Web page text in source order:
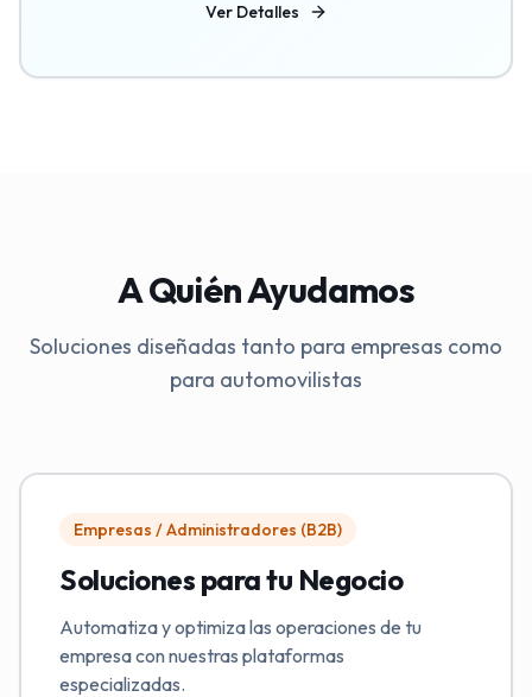
Ver Detalles
A Quién Ayudamos
Soluciones diseñadas tanto para empresas como
para automovilistas
Empresas / Administradores (B2B)
Soluciones para tu Negocio
Automatiza y optimiza las operaciones de tu
empresa con nuestras plataformas
especializadas.